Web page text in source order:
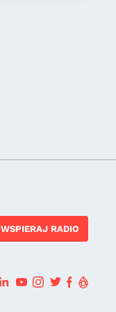
WSPIERAJ RADIO